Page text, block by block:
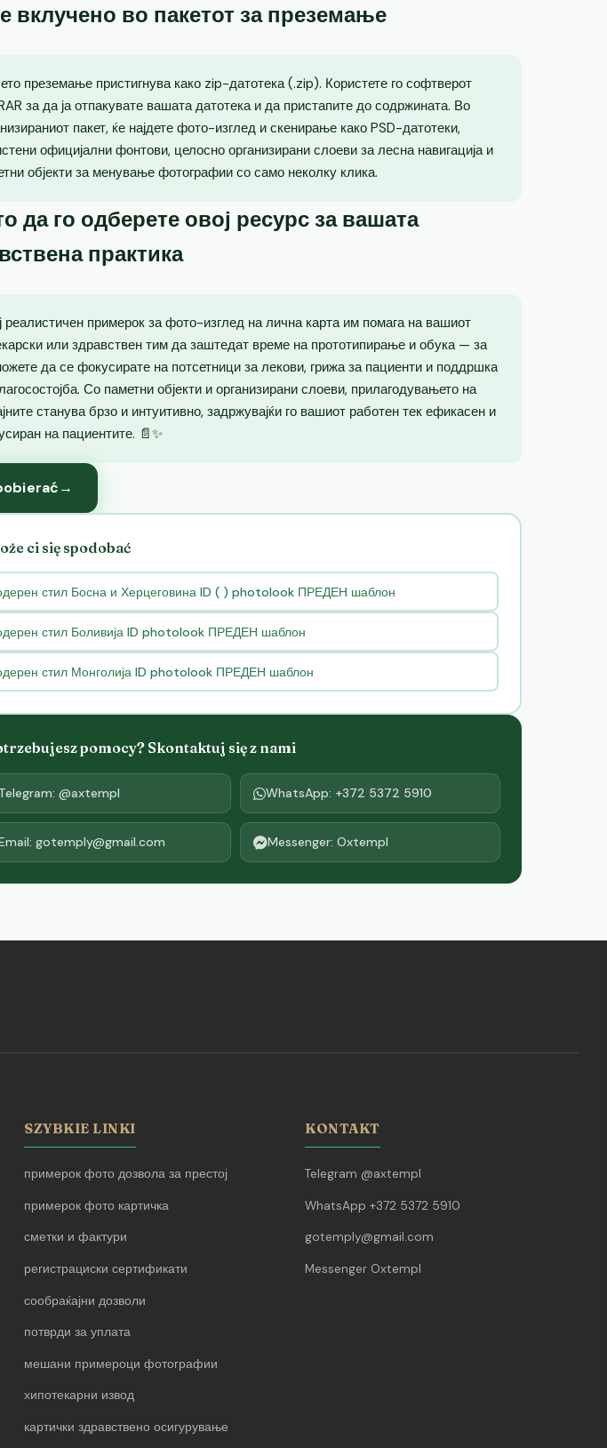
вклучено во пакетот за преземање
преземање пристигнува како zip-датотека (.zip). Користете го софтверот
за да ја отпакувате вашата датотека и да пристапите до содржината. Во
пакет, ќе најдете фото-изглед и скенирање како PSD-датотеки,
официјални фонтови, целосно организирани слоеви за лесна навигација и
објекти за менување фотографии со само неколку клика.
да го одберете овој ресурс за вашата
практика
реалистичен примерок за фото-изглед на лична карта им помага на вашиот
или здравствен тим да заштедат време на прототипирање и обука — за
да се фокусирате на потсетници за лекови, грижа за пациенти и поддршка
Со паметни објекти и организирани слоеви, прилагодувањето на
станува брзо и интуитивно, задржувајќи го вашиот работен тек ефикасен и
на пациентите. 📄✨
→
ci się spodobać
стил Босна и Херцеговина ID ( ) photolook ПРЕДЕН шаблон
стил Боливија ID photolook ПРЕДЕН шаблон
стил Монголија ID photolook ПРЕДЕН шаблон
pomocy? Skontaktuj się z nami
Telegram: @axtempl WhatsApp: +372 5372 5910
gotemply@gmail.com Messenger: Oxtempl
SZYBKIE LINKI
примерок фото дозвола за престој
примерок фото картичка
сметки и фактури
регистрациски сертификати
сообраќајни дозволи
потврди за уплата
мешани примероци фотографии
хипотекарни извод
картички здравствено осигурување
KONTAKT
Telegram @axtempl
WhatsApp +372 5372 5910
gotemply@gmail.com
Messenger Oxtempl